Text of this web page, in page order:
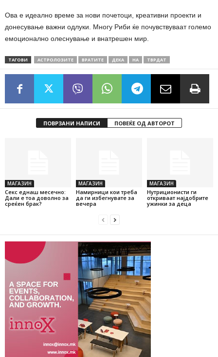
Ова е идеално време за нови почетоци, креативни проекти и
донесување важни одлуки. Многу Риби ќе почувствуваат големо
емоционално олеснување и внатрешен мир.
ТАГОВИ АСТРОЛОЗИТЕ ВРАТИТЕ ДЕКА НА ТВРДАТ
ПОВРЗАНИ НАПИСИ ПОВЕЌЕ ОД АВТОРОТ
МАГАЗИН
Секс еднаш месечно:
Дали е тоа доволно за
среќен брак?
МАГАЗИН
Намирници кои треба
да ги избегнувате за
вечера
МАГАЗИН
Нутриционисти ги
откриваат најдобрите
ужинки за деца